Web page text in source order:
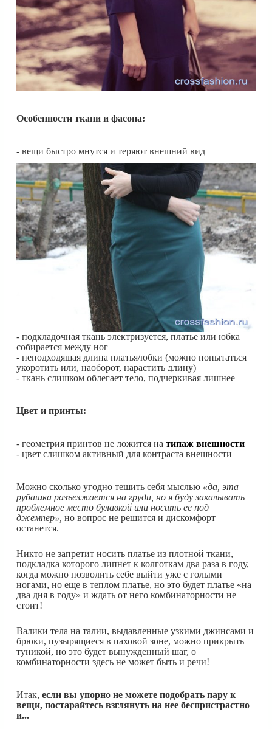
Особенности ткани и фасона:
- вещи быстро мнутся и теряют внешний вид
- подкладочная ткань электризуется, платье или юбка
собирается между ног
- неподходящая длина платья/юбки (можно попытаться
укоротить или, наоборот, нарастить длину)
- ткань слишком облегает тело, подчеркивая лишнее
Цвет и принты:
- геометрия принтов не ложится на типаж внешности
- цвет слишком активный для контраста внешности
Можно сколько угодно тешить себя мыслью «да, эта
рубашка разъезжается на груди, но я буду закалывать
проблемное место булавкой или носить ее под
джемпер», но вопрос не решится и дискомфорт
останется.
Никто не запретит носить платье из плотной ткани,
подкладка которого липнет к колготкам два раза в году,
когда можно позволить себе выйти уже с голыми
ногами, но еще в теплом платье, но это будет платье «на
два дня в году» и ждать от него комбинаторности не
стоит!
Валики тела на талии, выдавленные узкими джинсами и
брюки, пузырящиеся в паховой зоне, можно прикрыть
туникой, но это будет вынужденный шаг, о
комбинаторности здесь не может быть и речи!
Итак, если вы упорно не можете подобрать пару к
вещи, постарайтесь взглянуть на нее беспристрастно
и...